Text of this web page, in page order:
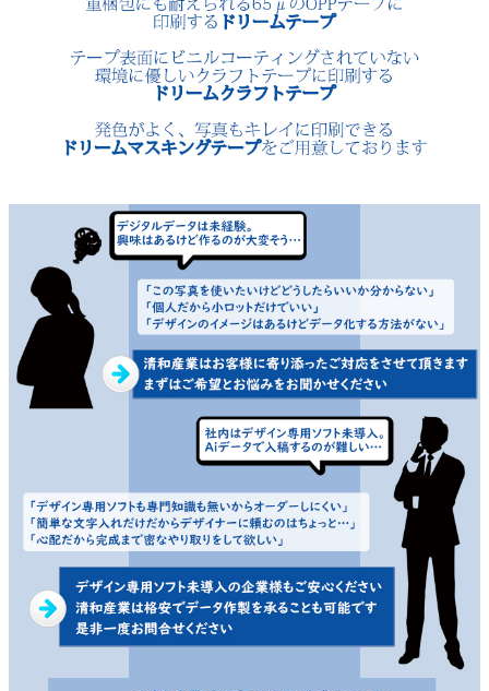
ご利用ガイド
会社概要
特定商取引法に基づく表示
close